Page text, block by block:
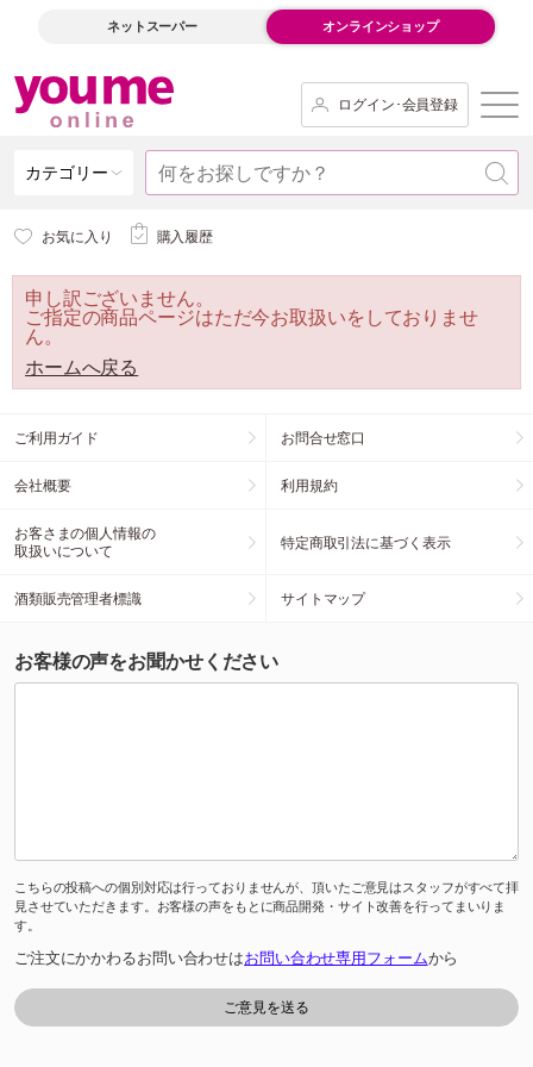
ネットスーパー オンラインショップ
ログイン･会員登録
カテゴリー
お気に入り 購入履歴
申し訳ございません。
ご指定の商品ページはただ今お取扱いをしておりませ
ん。
ホームへ戻る
ご利用ガイド お問合せ窓口
会社概要 利用規約
お客さまの個人情報の
取扱いについて
特定商取引法に基づく表示
酒類販売管理者標識 サイトマップ
お客様の声をお聞かせください
こちらの投稿への個別対応は行っておりませんが、頂いたご意見はスタッフがすべて拝
見させていただきます。お客様の声をもとに商品開発・サイト改善を行ってまいりま
す。
ご注文にかかわるお問い合わせはお問い合わせ専用フォームから